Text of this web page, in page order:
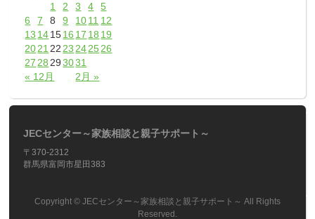
« 12月 2月 »
1 2 3 4
5
6
7 8 9 1011 12
13 141516 17 18 19
2021 22 23 242526
27 28 29 3031
JECセンター～家族相談と親子サポート～
〒370-2312
群馬県富岡市星田383
Copyright © JECセンター～家族相談と親子サポート～ All Rights
Reserved.